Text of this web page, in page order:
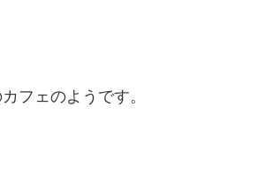
フェのようです。